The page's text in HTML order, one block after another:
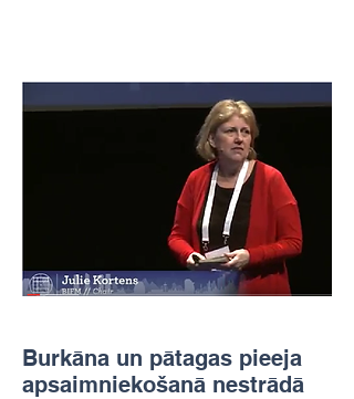
Burkāna un pātagas pieeja
apsaimniekošanā nestrādā